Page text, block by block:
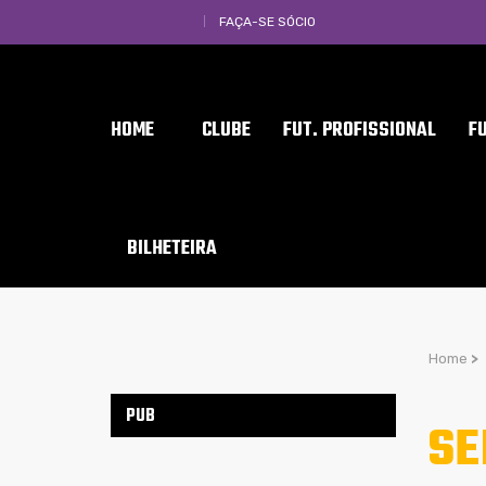
FAÇA-SE SÓCIO
HOME CLUBE FUT. PROFISSIONAL
BILHETEIRA
Home >
PUB